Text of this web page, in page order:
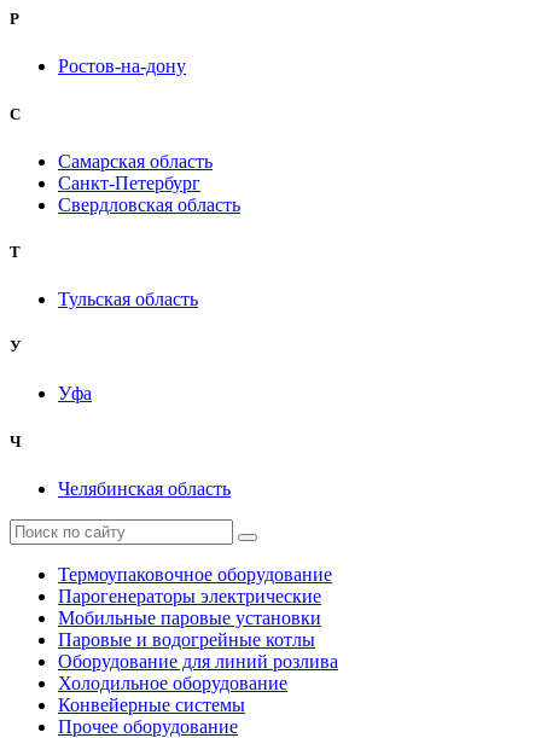
Р
Ростов-на-дону
С
Самарская область
Санкт-Петербург
Свердловская область
Т
Тульская область
У
Уфа
Ч
Челябинская область
Термоупаковочное оборудование
Парогенераторы электрические
Мобильные паровые установки
Паровые и водогрейные котлы
Оборудование для линий розлива
Холодильное оборудование
Конвейерные системы
Прочее оборудование